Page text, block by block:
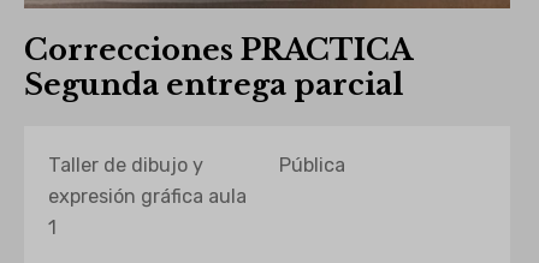
Correcciones PRACTICA
Segunda entrega parcial
Taller de dibujo y
expresión gráfica aula
1
Pública